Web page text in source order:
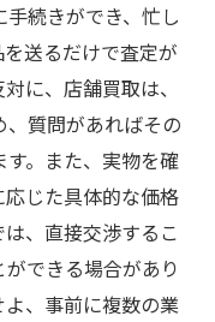
続きができ、忙し
送るだけで査定が
に、店舗買取は、
質問があればその
。また、実物を確
じた具体的な価格
、直接交渉するこ
できる場合があり
、事前に複数の業